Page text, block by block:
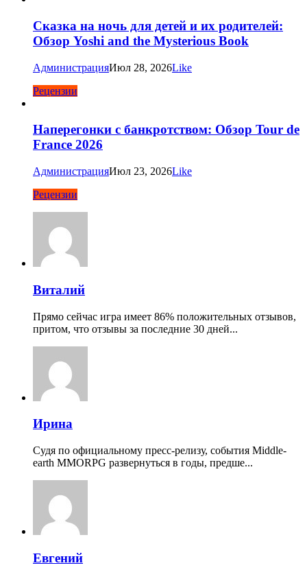
Сказка на ночь для детей и их родителей:
Обзор Yoshi and the Mysterious Book
АдминистрацияИюл 28, 2026Like
Рецензии
Наперегонки с банкротством: Обзор Tour de
France 2026
АдминистрацияИюл 23, 2026Like
Рецензии
Виталий
Прямо сейчас игра имеет 86% положительных отзывов,
притом, что отзывы за последние 30 дней...
Ирина
Судя по официальному пресс-релизу, события Middle-
earth MMORPG развернуться в годы, предше...
Евгений